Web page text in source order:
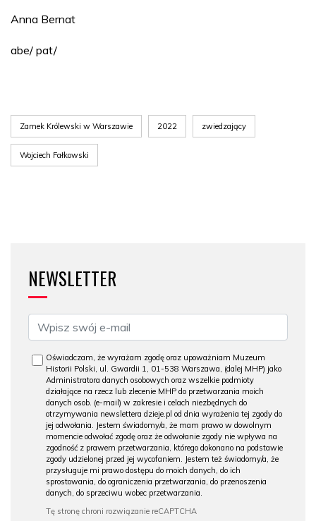
Anna Bernat
abe/ pat/
Zamek Królewski w Warszawie 2022 zwiedzający
Wojciech Fałkowski
NEWSLETTER
Oświadczam, że wyrażam zgodę oraz upoważniam Muzeum
Historii Polski, ul. Gwardii 1, 01-538 Warszawa, (dalej MHP) jako
Administratora danych osobowych oraz wszelkie podmioty
działające na rzecz lub zlecenie MHP do przetwarzania moich
danych osob. (e-mail) w zakresie i celach niezbędnych do
otrzymywania newslettera dzieje.pl od dnia wyrażenia tej zgody do
jej odwołania. Jestem świadomy/a, że mam prawo w dowolnym
momencie odwołać zgodę oraz że odwołanie zgody nie wpływa na
zgodność z prawem przetwarzania, którego dokonano na podstawie
zgody udzielonej przed jej wycofaniem. Jestem też świadomy/a, że
przysługuje mi prawo dostępu do moich danych, do ich
sprostowania, do ograniczenia przetwarzania, do przenoszenia
danych, do sprzeciwu wobec przetwarzania.